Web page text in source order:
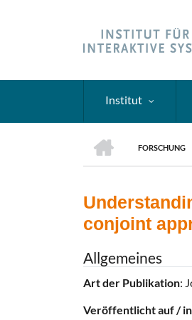
Institut
FORSCHUNG
conjoint
Allgemeines
Art der Publikation:
Veröffentlicht auf / in